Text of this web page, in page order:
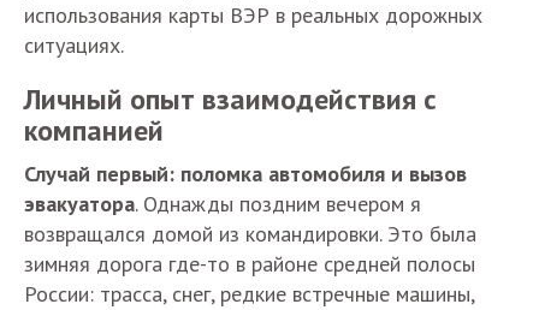
использования карты ВЭР в реальных дорожных
ситуациях.
Личный опыт взаимодействия с
компанией
Случай первый: поломка автомобиля и вызов
эвакуатора. Однажды поздним вечером я
возвращался домой из командировки. Это была
зимняя дорога где-то в районе средней полосы
России: трасса, снег, редкие встречные машины,